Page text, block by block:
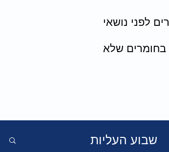
לפני נושאי
בחומרים שלא
שבוע העליות